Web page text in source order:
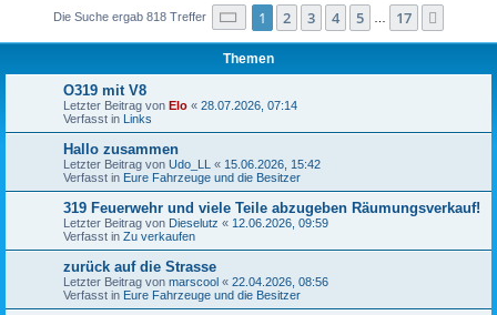
Die Suche ergab 818 Treffer Seite 1von 17
1 2 3 4 5 17
Themen
O319 mit V8
Letzter Beitrag von Elo « 28.07.2026, 07:14
Verfasst in Links
Hallo zusammen
Letzter Beitrag von Udo_LL « 15.06.2026, 15:42
Verfasst in Eure Fahrzeuge und die Besitzer
319 Feuerwehr und viele Teile abzugeben Räumungsverkauf!
Letzter Beitrag von Dieselutz « 12.06.2026, 09:59
Verfasst in Zu verkaufen
zurück auf die Strasse
Letzter Beitrag von marscool « 22.04.2026, 08:56
Verfasst in Eure Fahrzeuge und die Besitzer